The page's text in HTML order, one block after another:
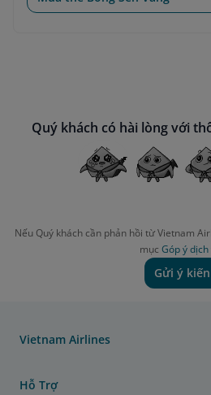
Quý khách có hài lòng với
Nếu Quý khách cần phản hồi từ Vietnam
mục Góp ý dịch
Gửi ý kiến
Vietnam Airlines
Hỗ Trợ